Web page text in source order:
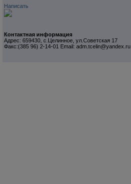
Написать
Контактная информация
Адрес: 659430, с.Целинное, ул.Советская 17
Факс:(385 96) 2-14-01 Email: adm.tcelin@yandex.ru